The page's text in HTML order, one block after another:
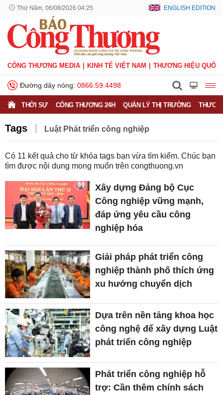
Thứ Năm, 06/08/2026 04:25 ENGLISH EDITION
CÔNG THƯƠNG MEDIA KINH TẾ VIỆT NAM THƯƠNG HIỆU QUỐC
Đường dây nóng: 0866.59.4498
THỜI SỰ CÔNG THƯƠNG 24H QUẢN LÝ THỊ TRƯỜNG
Tags Luật Phát triển công nghiệp
Có 11 kết quả cho từ khóa tags bạn vừa tìm kiếm. Chúc bạn
tìm được nội dung mong muốn trên congthuong.vn
Xây dựng Đảng bộ Cục
Công nghiệp vững mạnh,
đáp ứng yêu cầu công
nghiệp hóa
Giải pháp phát triển công
nghiệp thành phố thích ứng
xu hướng chuyển dịch
Dựa trên nền tảng khoa học
công nghệ để xây dựng Luật
phát triển công nghiệp
Phát triển công nghiệp hỗ
trợ: Cần thêm chính sách